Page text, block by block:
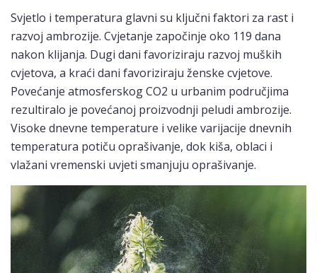
Svjetlo i temperatura glavni su ključni faktori za rast i
razvoj ambrozije. Cvjetanje započinje oko 119 dana
nakon klijanja. Dugi dani favoriziraju razvoj muških
cvjetova, a kraći dani favoriziraju ženske cvjetove.
Povećanje atmosferskog CO2 u urbanim područjima
rezultiralo je povećanoj proizvodnji peludi ambrozije.
Visoke dnevne temperature i velike varijacije dnevnih
temperatura potiču oprašivanje, dok kiša, oblaci i
vlažani vremenski uvjeti smanjuju oprašivanje.